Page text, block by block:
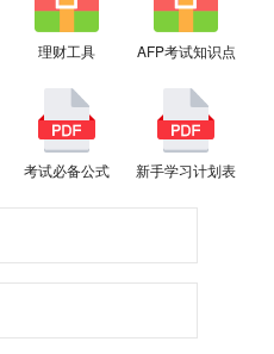
理财工具 AFP考试知识点
考试必备公式 新手学习计划表